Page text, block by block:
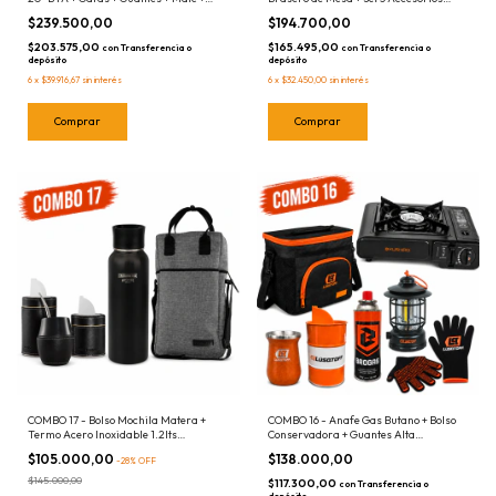
Aceite 2t + Aceite Cadena - 877155.1
$239.500,00
$203.575,00 con Transferencia o
depósito
6 x $39.916,67 sin interés
Palitas Parrillero
$194.700,00
$165.495,00 con Transferencia o
depósito
6 x $32.450,00 sin interés
COMBO 17 - Bolso Mochila Matera +
Termo Acero Inoxidable 1.2lts
Crossmaster + Mate + Yerbera +
Azucarera
$105.000,00 -28% OFF
$145.000,00
COMBO 16 - Anafe Gas Butano + Bolso
Conservadora + Guantes Alta
Temperatura + Farol Led USB + Mate
Acero Inox + Yerbera + Cartucho Gas
Butano
$138.000,00
$117.300,00 con Transferencia o